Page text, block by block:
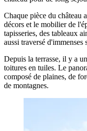
Chaque pièce du château
décors et le mobilier de
tapisseries, des tableaux
aussi traversé d'immenses
Depuis la terrasse, il y a
toitures en tuiles. Le
composé de plaines, de
de montagnes.